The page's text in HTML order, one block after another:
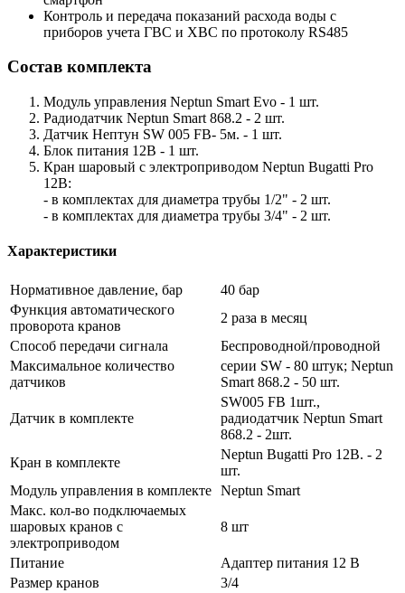
Контроль и передача показаний расхода воды с
приборов учета ГВС и ХВС по протоколу RS485
Состав комплекта
Модуль управления Neptun Smart Evo - 1 шт.
Радиодатчик Neptun Smart 868.2 - 2 шт.
Датчик Нептун SW 005 FB- 5м. - 1 шт.
Блок питания 12В - 1 шт.
Кран шаровый с электроприводом Neptun Bugatti Pro
12В:
- в комплектах для диаметра трубы 1/2" - 2 шт.
- в комплектах для диаметра трубы 3/4" - 2 шт.
Характеристики
Нормативное давление, бар
40 бар
Функция автоматического
проворота кранов
2 раза в месяц
Способ передачи сигнала
Беспроводной/проводной
Максимальное количество
датчиков
серии SW - 80 штук; Neptun
Smart 868.2 - 50 шт.
Датчик в комплекте
SW005 FB 1шт.,
радиодатчик Neptun Smart
868.2 - 2шт.
Кран в комплекте
Neptun Bugatti Pro 12В. - 2
шт.
Модуль управления в комплекте Neptun Smart
Макс. кол-во подключаемых
шаровых кранов с
электроприводом
8 шт
Питание
Адаптер питания 12 В
Размер кранов
3/4